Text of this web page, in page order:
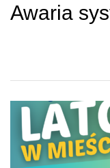
Awaria